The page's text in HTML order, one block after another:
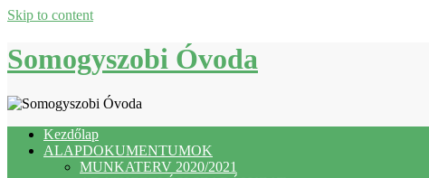
Skip to content
Somogyszobi Óvoda
Kezdőlap
ALAPDOKUMENTUMOK
MUNKATERV 2020/2021